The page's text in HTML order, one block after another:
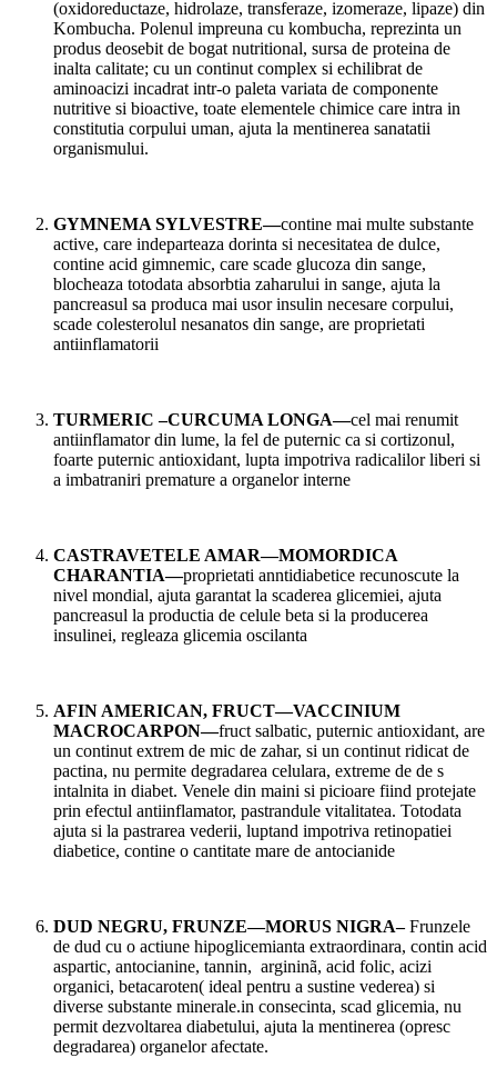
(oxidoreductaze, hidrolaze, transferaze, izomeraze, lipaze) din
Kombucha. Polenul impreuna cu kombucha, reprezinta un
produs deosebit de bogat nutritional, sursa de proteina de
inalta calitate; cu un continut complex si echilibrat de
aminoacizi incadrat intr-o paleta variata de componente
nutritive si bioactive, toate elementele chimice care intra in
constitutia corpului uman, ajuta la mentinerea sanatatii
organismului.
GYMNEMA SYLVESTRE—contine mai multe substante
active, care indeparteaza dorinta si necesitatea de dulce,
contine acid gimnemic, care scade glucoza din sange,
blocheaza totodata absorbtia zaharului in sange, ajuta la
pancreasul sa produca mai usor insulin necesare corpului,
scade colesterolul nesanatos din sange, are proprietati
antiinflamatorii
TURMERIC –CURCUMA LONGA—cel mai renumit
antiinflamator din lume, la fel de puternic ca si cortizonul,
foarte puternic antioxidant, lupta impotriva radicalilor liberi si
a imbatraniri premature a organelor interne
CASTRAVETELE AMAR—MOMORDICA
CHARANTIA—proprietati anntidiabetice recunoscute la
nivel mondial, ajuta garantat la scaderea glicemiei, ajuta
pancreasul la productia de celule beta si la producerea
insulinei, regleaza glicemia oscilanta
AFIN AMERICAN, FRUCT—VACCINIUM
MACROCARPON—fruct salbatic, puternic antioxidant, are
un continut extrem de mic de zahar, si un continut ridicat de
pactina, nu permite degradarea celulara, extreme de de s
intalnita in diabet. Venele din maini si picioare fiind protejate
prin efectul antiinflamator, pastrandule vitalitatea. Totodata
ajuta si la pastrarea vederii, luptand impotriva retinopatiei
diabetice, contine o cantitate mare de antocianide
DUD NEGRU, FRUNZE—MORUS NIGRA–Frunzele
de dud cu o actiune hipoglicemianta extraordinara, contin acid
aspartic, antocianine, tannin, argininã, acid folic, acizi
organici, betacaroten( ideal pentru a sustine vederea) si
diverse substante minerale.in consecinta, scad glicemia, nu
permit dezvoltarea diabetului, ajuta la mentinerea (opresc
degradarea) organelor afectate.